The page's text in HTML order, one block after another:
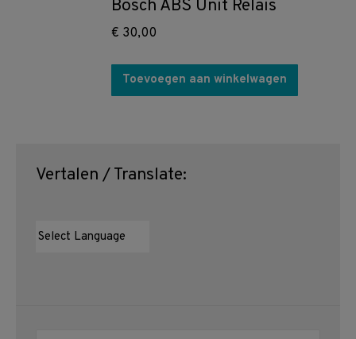
Bosch ABS Unit Relais
€ 30,00
Toevoegen aan winkelwagen
Vertalen / Translate: